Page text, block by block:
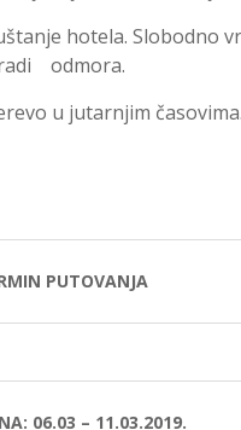
hotela. Slobodno
odmora.
u jutarnjim
PUTOVANJA
06.03 – 11.03.2019.